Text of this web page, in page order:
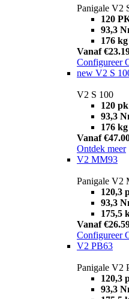
Panigale V2
120
93,3
176 kg
Vanaf
Configureer
new V2 S
V2 S 100
120 pk
93,3
176 kg
Vanaf
Ontdek meer
V2 MM93
Panigale V2
120,3
93,3
175,5
Vanaf
Configureer
V2 PB63
Panigale V2
120,3
93,3